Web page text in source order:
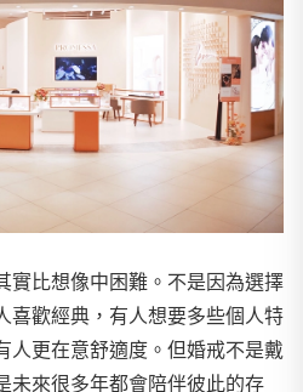
實比想像中困難。不是因為選擇
喜歡經典，有人想要多些個人特
人更在意舒適度。但婚戒不是戴
未來很多年都會陪伴彼此的存